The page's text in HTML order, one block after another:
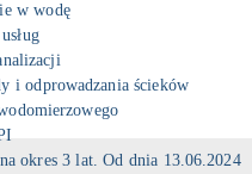
w wodę
i odprowadzania ścieków
okres 3 lat. Od dnia 13.06.2024